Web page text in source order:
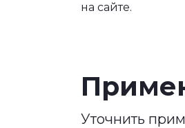
на сайте.
Уточнить